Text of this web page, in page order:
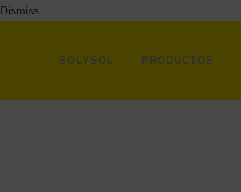
Dismiss
SOLYSOL PRODUCTOS